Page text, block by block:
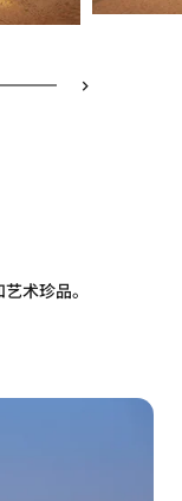
术珍品。